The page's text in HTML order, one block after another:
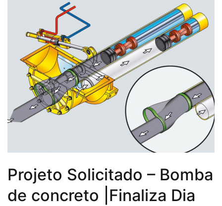
Projeto Solicitado – Bomba
de concreto |Finaliza Dia